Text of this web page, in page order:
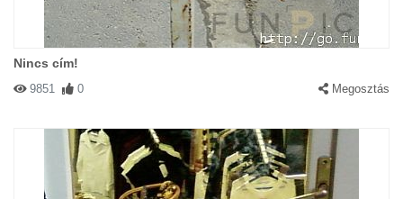
Nincs cím!
9851 0 Megosztás